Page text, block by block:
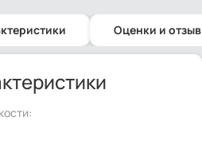
Оценки и